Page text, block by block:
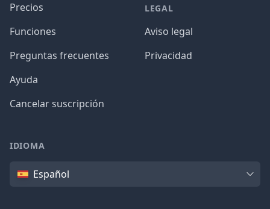
Precios
Funciones
Preguntas frecuentes
Ayuda
Cancelar suscripción
LEGAL
Aviso legal
Privacidad
IDIOMA
IdiomaEspañol